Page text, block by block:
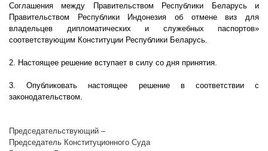
Соглашения между Правительством Республики Беларусь и
Правительством Республики Индонезия об отмене виз для
владельцев дипломатических и служебных паспортов»
соответствующим Конституции Республики Беларусь.
2. Настоящее решение вступает в силу со дня принятия.
3. Опубликовать настоящее решение в соответствии с
законодательством.
Председательствующий –
Председатель Конституционного Суда